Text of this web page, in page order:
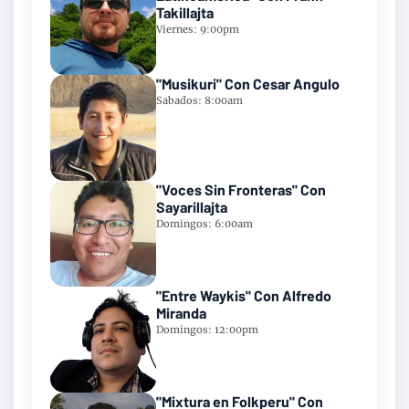
Takillajta
Viernes: 9:00pm
"Musikuri" Con Cesar Angulo
Sabados: 8:00am
"Voces Sin Fronteras" Con
Sayarillajta
Domingos: 6:00am
"Entre Waykis" Con Alfredo
Miranda
Domingos: 12:00pm
"Mixtura en Folkperu" Con